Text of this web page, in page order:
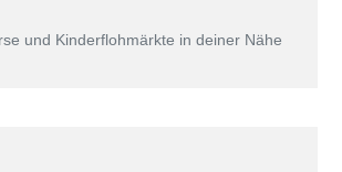
und Kinderflohmärkte in deiner Nähe